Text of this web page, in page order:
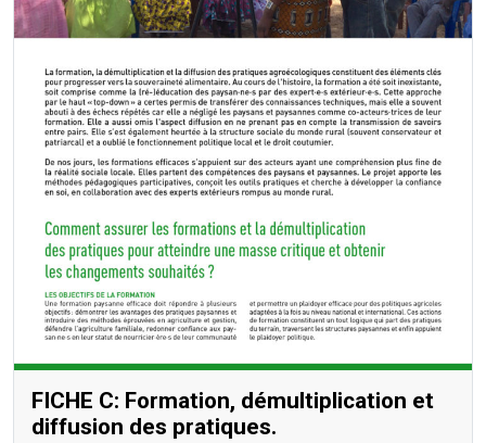
FICHE C: Formation, démultiplication et
diffusion des pratiques.